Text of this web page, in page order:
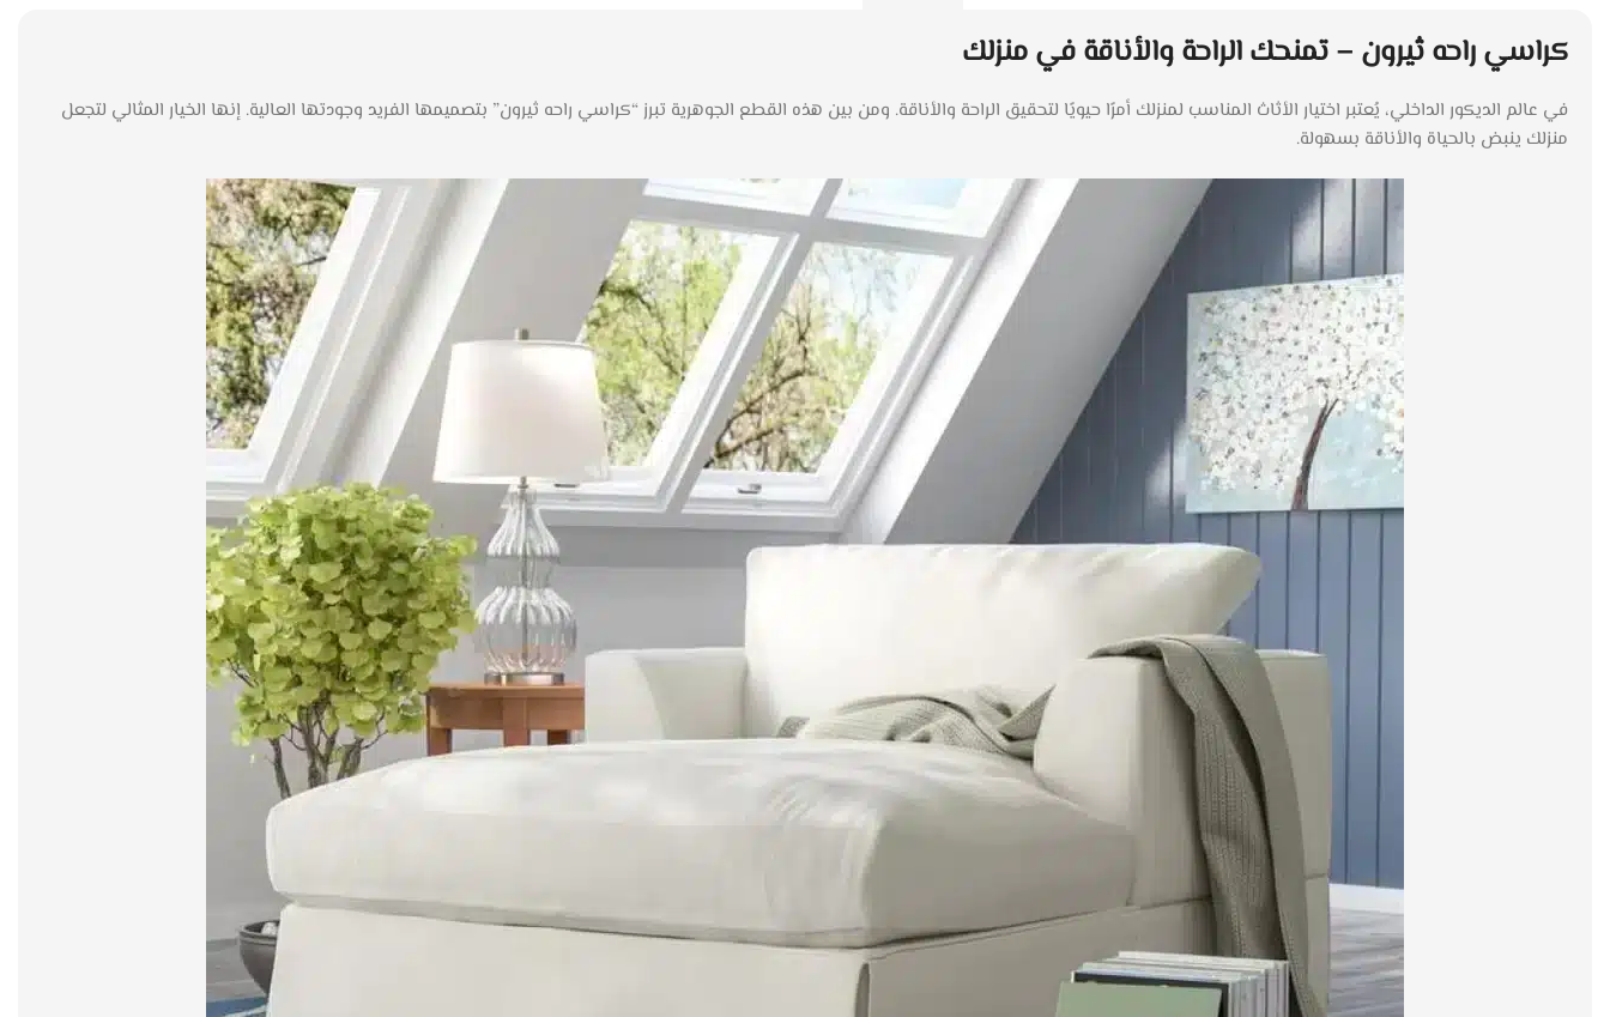
كراسي راحه ثيرون – تمنحك الراحة والأناقة في منزلك
في عالم الديكور الداخلي، يُعتبر اختيار الأثاث المناسب لمنزلك أمرًا حيويًا لتحقيق الراحة والأناقة. ومن بين هذه القطع الجوهرية تبرز “كراسي راحه ثيرون” بتصميمها الفريد وجودتها العالية. إنها الخيار المثالي لتجعل
منزلك ينبض بالحياة والأناقة بسهولة.